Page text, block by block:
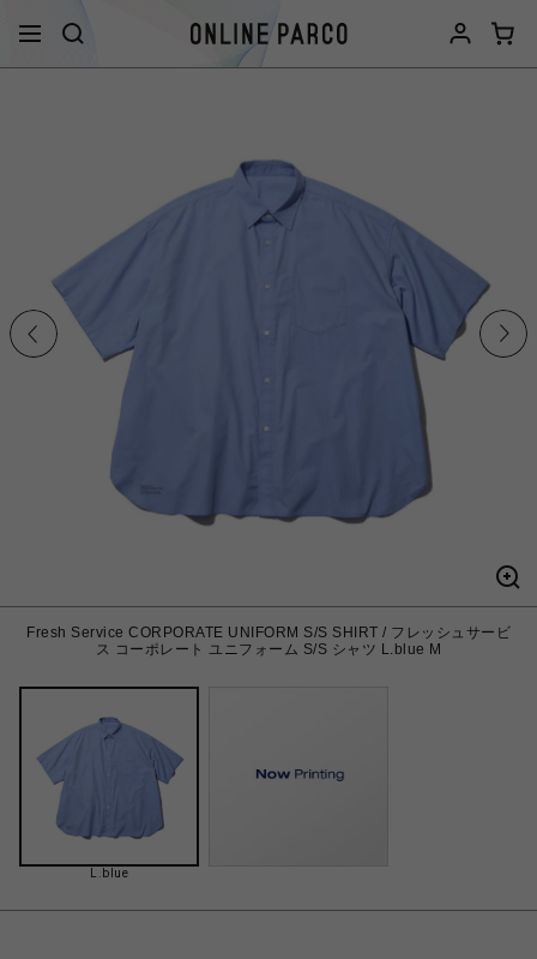
Fresh Service CORPORATE UNIFORM S/S SHIRT / フレッシュサービ
ス コーポレート ユニフォーム S/S シャツ L.blue M
L.blue